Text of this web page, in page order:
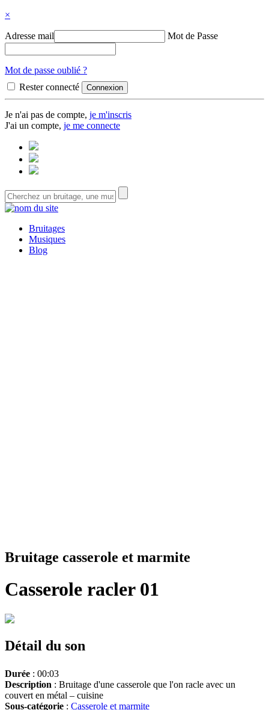
×
Adresse mail Mot de Passe
Mot de passe oublié ?
Rester connecté
Je n'ai pas de compte, je m'inscris
J'ai un compte, je me connecte
Bruitages
Musiques
Blog
Bruitage casserole et marmite
Casserole racler 01
Détail du son
Durée : 00:03
Description : Bruitage d'une casserole que l'on racle avec un
couvert en métal – cuisine
Sous-catégorie : Casserole et marmite